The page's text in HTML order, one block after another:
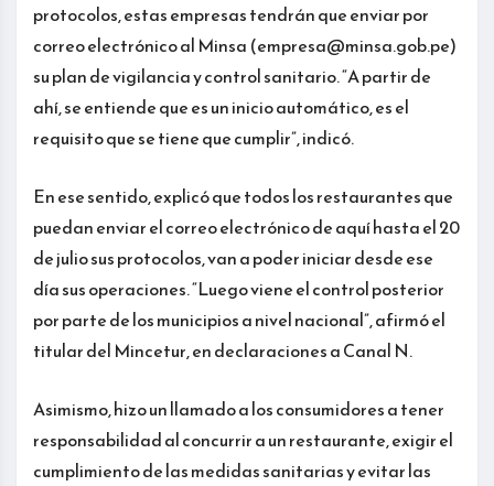
protocolos, estas empresas tendrán que enviar por
correo electrónico al Minsa (empresa@minsa.gob.pe)
su plan de vigilancia y control sanitario. “A partir de
ahí, se entiende que es un inicio automático, es el
requisito que se tiene que cumplir”, indicó.
En ese sentido, explicó que todos los restaurantes que
puedan enviar el correo electrónico de aquí hasta el 20
de julio sus protocolos, van a poder iniciar desde ese
día sus operaciones. “Luego viene el control posterior
por parte de los municipios a nivel nacional”, afirmó el
titular del Mincetur, en declaraciones a Canal N.
Asimismo, hizo un llamado a los consumidores a tener
responsabilidad al concurrir a un restaurante, exigir el
cumplimiento de las medidas sanitarias y evitar las